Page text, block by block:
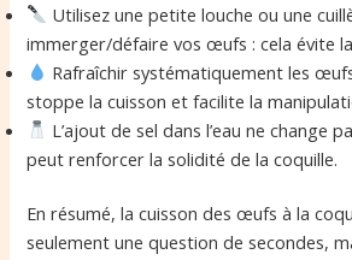
Utilisez une petite louche ou une
immerger/défaire vos œufs : cela évite
Rafraîchir systématiquement les
stoppe la cuisson et facilite la
L’ajout de sel dans l’eau ne change
peut renforcer la solidité de la coquille.
En résumé, la cuisson des œufs à la
seulement une question de secondes,